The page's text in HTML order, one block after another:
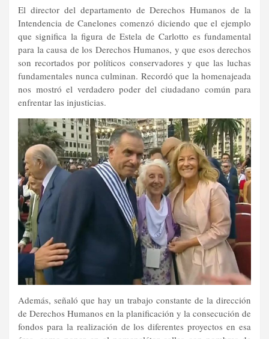
El director del departamento de Derechos Humanos de la
Intendencia de Canelones comenzó diciendo que el ejemplo
que significa la figura de Estela de Carlotto es fundamental
para la causa de los Derechos Humanos, y que esos derechos
son recortados por políticos conservadores y que las luchas
fundamentales nunca culminan. Recordó que la homenajeada
nos mostró el verdadero poder del ciudadano común para
enfrentar las injusticias.
Además, señaló que hay un trabajo constante de la dirección
de Derechos Humanos en la planificación y la consecución de
fondos para la realización de los diferentes proyectos en esa